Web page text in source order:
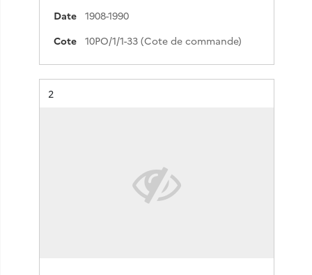
Date
1908-1990
Cote
10PO/1/1-33 (Cote de commande)
Résultat n°
2